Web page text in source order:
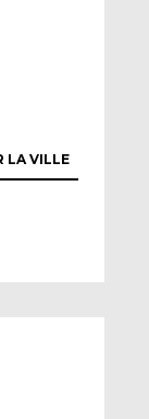
LA VILLE